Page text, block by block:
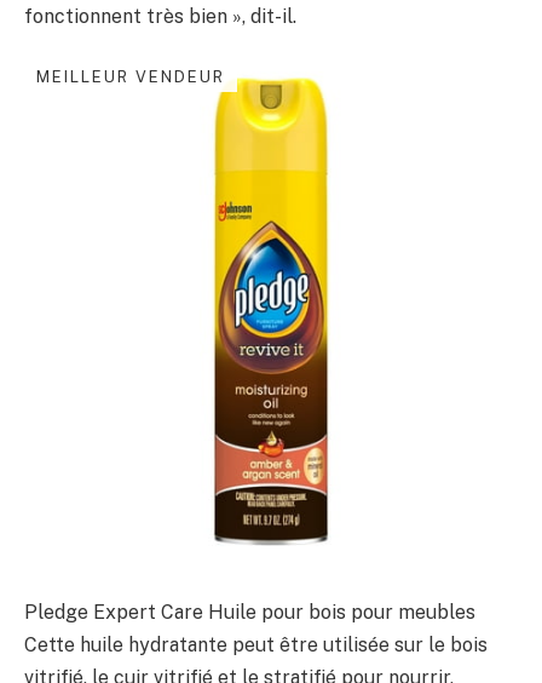
fonctionnent très bien », dit-il.
MEILLEUR VENDEUR
Pledge Expert Care Huile pour bois pour meubles
Cette huile hydratante peut être utilisée sur le bois
vitrifié, le cuir vitrifié et le stratifié pour nourrir,